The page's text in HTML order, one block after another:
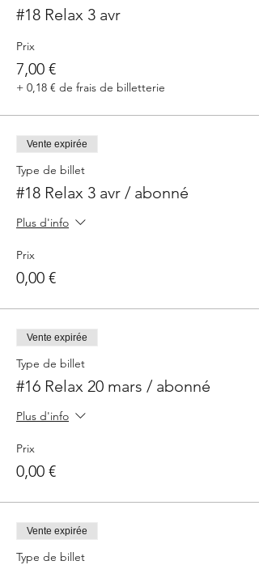
#18 Relax 3 avr
Prix
7,00 €
+ 0,18 € de frais de billetterie
Vente expirée
Type de billet
#18 Relax 3 avr / abonné
Plus d'info
Prix
0,00 €
Vente expirée
Type de billet
#16 Relax 20 mars / abonné
Plus d'info
Prix
0,00 €
Vente expirée
Type de billet